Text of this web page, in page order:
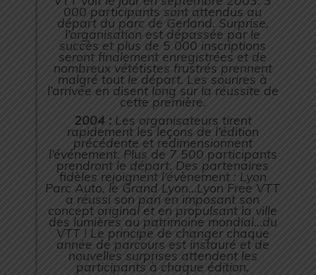
000 participants sont attendus au
départ du parc de Gerland. Surprise,
l’organisation est dépassée par le
succès et plus de 5 000 inscriptions
seront finalement enregistrées et de
nombreux vététistes frustrés prennent
malgré tout le départ. Les sourires à
l’arrivée en disent long sur la réussite de
cette première.
2004 :Les organisateurs tirent
rapidement les leçons de l’édition
précédente et redimensionnent
l’événement. Plus de 7 500 participants
prendront le départ. Des partenaires
fidèles rejoignent l’évènement : Lyon
Parc Auto, le Grand Lyon…Lyon Free VTT
a réussi son pari en imposant son
concept original et en propulsant la ville
des lumières au patrimoine mondial…du
VTT ! Le principe de changer chaque
année de parcours est instauré et de
nouvelles surprises attendent les
participants à chaque édition.